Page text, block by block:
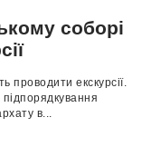
соборі
проводити екскурсії.
в...